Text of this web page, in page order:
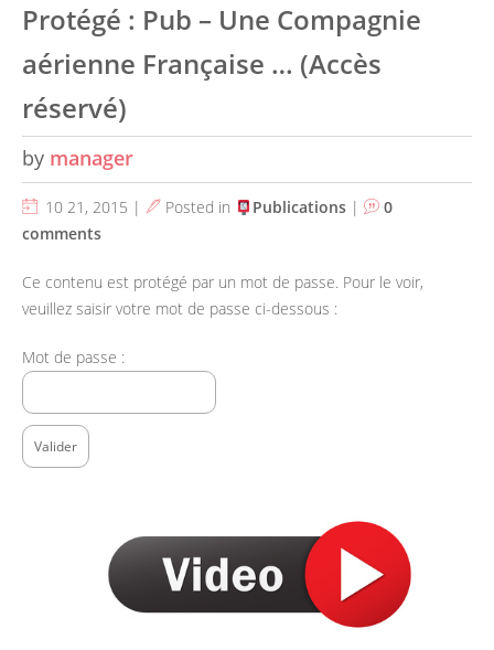
Protégé : Pub – Une Compagnie
aérienne Française … (Accès
réservé)
by manager
10 21, 2015 | Posted in Publications|
0
comments
Ce contenu est protégé par un mot de passe. Pour le voir,
veuillez saisir votre mot de passe ci-dessous :
Mot de passe :